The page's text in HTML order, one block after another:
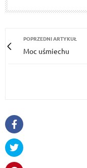
POPRZEDNI ARTYKUŁ
Moc uśmiechu